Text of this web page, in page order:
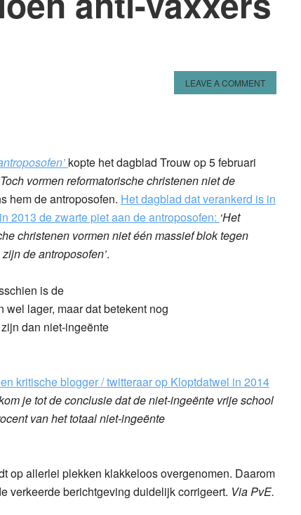
LEAVE A COMMENT
kopte het dagblad Trouw op 5 februari
vormen reformatorische christenen niet de
hem de antroposofen. Het dagblad dat verankerd is in
2013 de zwarte piet aan de antroposofen: ‘Het
christenen vormen niet één massief blok tegen
de antroposofen’.
is de
lager, maar dat betekent nog
dan niet-ingeënte
kritische blogger / twitteraar op Kloptdatwel in 2014
je tot de conclusie dat de niet-ingeënte vrije school
van het totaal niet-ingeënte
op allerlei plekken klakkeloos overgenomen. Daarom
verkeerde berichtgeving duidelijk corrigeert. Via PvE.